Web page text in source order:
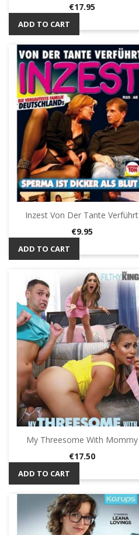
Price
€17.95
ADD TO CART
Inzest Von Der Tante Verführt
Price
€9.95
ADD TO CART
My Threesome With Mommy
Price
€17.50
ADD TO CART